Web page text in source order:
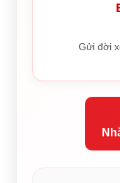
Gửi đời